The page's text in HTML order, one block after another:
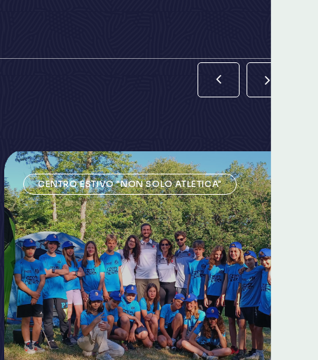
CENTRO ESTIVO "NON SOLO ATLETICA"